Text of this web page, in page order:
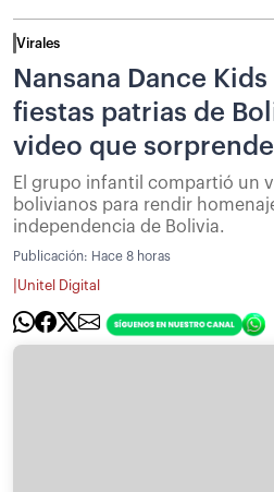
Virales
Nansana Dance
fiestas patrias de
video que sorprende
El grupo infantil compartió un
bolivianos para rendir
independencia de Bolivia.
Publicación: Hace 8 horas
Unitel Digital